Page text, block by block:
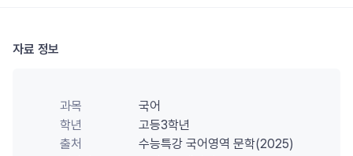
자료 정보
과목
국어
학년
고등3학년
출처
수능특강 국어영역 문학(2025)